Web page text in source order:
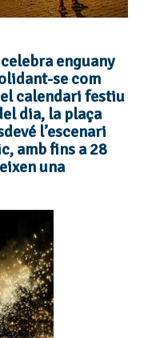
enguany
se com
calendari festiu
dia, la plaça
l’escenari
amb fins a 28
una